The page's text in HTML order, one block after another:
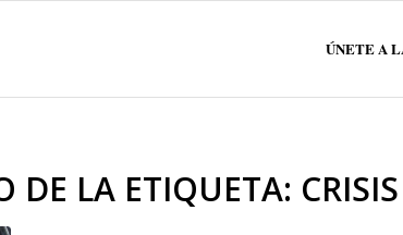
ÚNETE A
DE LA ETIQUETA: